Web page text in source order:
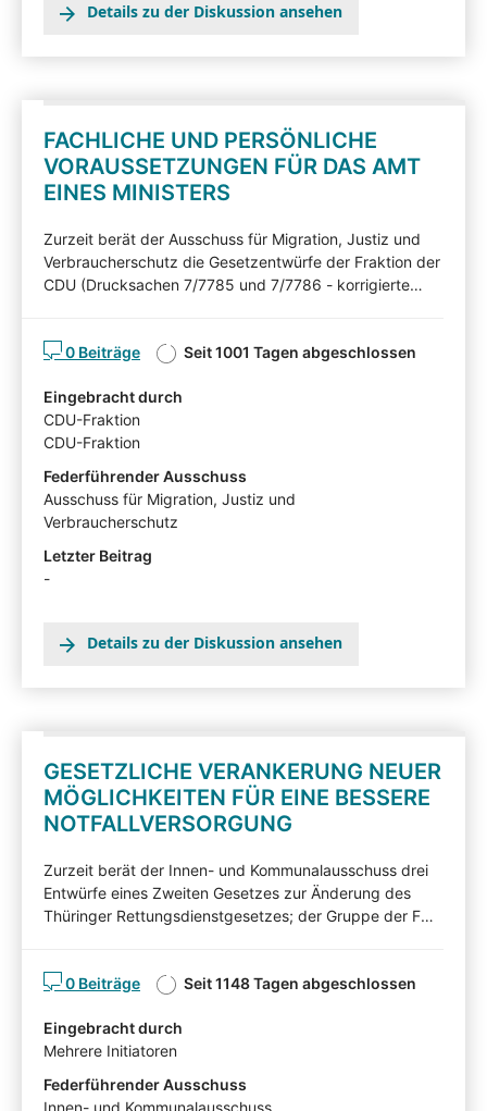
Details zu der Diskussion ansehen
FACHLICHE UND PERSÖNLICHE
VORAUSSETZUNGEN FÜR DAS AMT
EINES MINISTERS
Zurzeit berät der Ausschuss für Migration, Justiz und
Verbraucherschutz die Gesetzentwürfe der Fraktion der
CDU (Drucksachen 7/7785 und 7/7786 - korrigierte
Ihren Beiträgen, Ihren Erläuterungen oder Ihrer Kritik
Migration, Justiz und Verbraucherschutz nehmen und
auf Ihnen wichtige Gesichtspunkte hinweisen. Die von
Sachverständigen, Interessensvertretern und anderen
Auskunftspersonen im Rahmen eines
Anhörungsverfahrens eingereichten Stellungnahmen
können mit Zustimmung der Angehörten in der
werden: hier für Drucksache 7/7785 und hier für
Drucksache 7/7786 -kF-
0 Beiträge Seit 1001 Tagen abgeschlossen
Eingebracht durch
CDU-Fraktion
CDU-Fraktion
Federführender Ausschuss
Ausschuss für Migration, Justiz und
Verbraucherschutz
Letzter Beitrag
-
Details zu der Diskussion ansehen
GESETZLICHE VERANKERUNG NEUER
MÖGLICHKEITEN FÜR EINE BESSERE
NOTFALLVERSORGUNG
Zurzeit berät der Innen- und Kommunalausschuss drei
Entwürfe eines Zweiten Gesetzes zur Änderung des
Thüringer Rettungsdienstgesetzes; der Gruppe der FDP
Thüringer Telenotarzt in Drucksache 7/7450) sowie der
GRÜNEN (in Drucksache 7/7780). Nachfolgend können
Sie die Gesetzentwürfe kommentieren. Diskutieren Sie
mit! Mit Ihren Beiträgen, Ihren Erläuterungen oder Ihrer
Kritik können Sie Einfluss auf die Arbeit des Innen- und
0 Beiträge Seit 1148 Tagen abgeschlossen
Eingebracht durch
Mehrere Initiatoren
Federführender Ausschuss
Innen- und Kommunalausschuss